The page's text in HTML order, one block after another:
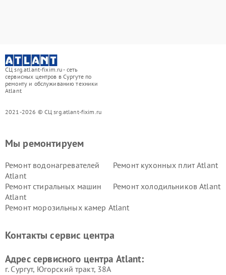
СЦ srg.atlant-fixim.ru - сеть
сервисных центров в Сургуте по
ремонту и обслуживанию техники
Atlant
2021-2026 © СЦ srg.atlant-fixim.ru
Мы ремонтируем
Ремонт водонагревателей
Atlant
Ремонт кухонных плит Atlant
Ремонт стиральных машин
Atlant
Ремонт холодильников Atlant
Ремонт морозильных камер Atlant
Контакты сервис центра
Адрес сервисного центра Atlant:
г. Сургут, Югорский тракт, 38А